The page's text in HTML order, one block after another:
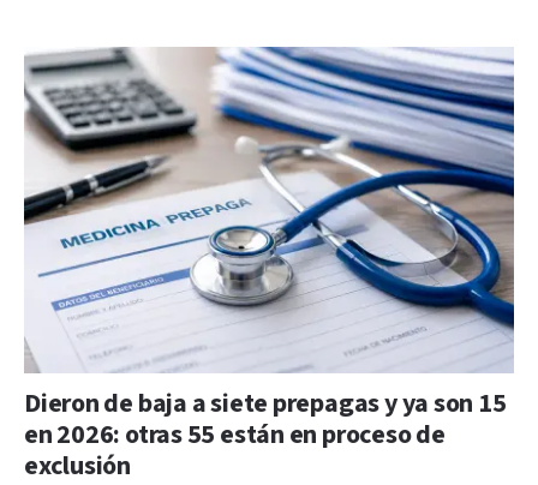
Dieron de baja a siete prepagas y ya son 15
en 2026: otras 55 están en proceso de
exclusión